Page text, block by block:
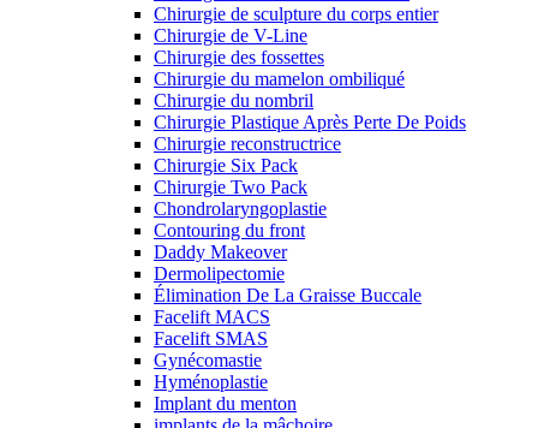
Chirurgie de sculpture du corps entier
Chirurgie de V-Line
Chirurgie des fossettes
Chirurgie du mamelon ombiliqué
Chirurgie du nombril
Chirurgie Plastique Après Perte De Poids
Chirurgie reconstructrice
Chirurgie Six Pack
Chirurgie Two Pack
Chondrolaryngoplastie
Contouring du front
Daddy Makeover
Dermolipectomie
Élimination De La Graisse Buccale
Facelift MACS
Facelift SMAS
Gynécomastie
Hyménoplastie
Implant du menton